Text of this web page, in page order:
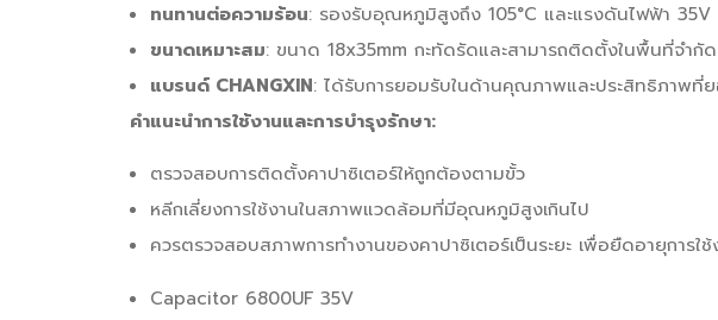
ทนทานต่อความร้อน: รองรับอุณหภูมิสูงถึง 105°C และแรงดันไฟฟ้า 35V
ขนาดเหมาะสม: ขนาด 18x35mm กะทัดรัดและสามารถติดตั้งในพื้นที่จำกัด
แบรนด์ CHANGXIN: ได้รับการยอมรับในด้านคุณภาพและประสิทธิภาพที่
คำแนะนำการใช้งานและการบำรุงรักษา:
ตรวจสอบการติดตั้งคาปาซิเตอร์ให้ถูกต้องตามขั้ว
หลีกเลี่ยงการใช้งานในสภาพแวดล้อมที่มีอุณหภูมิสูงเกินไป
ควรตรวจสอบสภาพการทำงานของคาปาซิเตอร์เป็นระยะ เพื่อยืดอายุการใช้
Capacitor 6800UF 35V